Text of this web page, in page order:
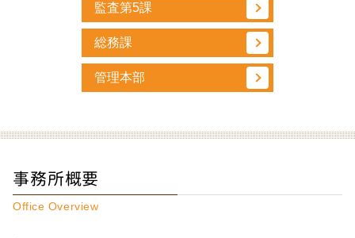
監査第5課
総務課
管理本部
事務所概要
Office Overview